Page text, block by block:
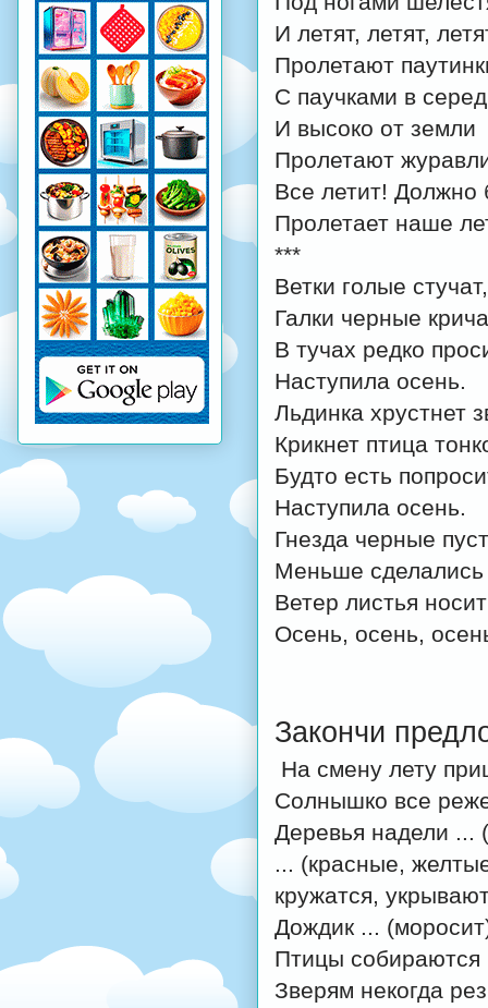
И летят, летят,
Пролетают
С паучками в
И высоко от земли
Пролетают
Все летит! Должно
Пролетает наше
***
Ветки голые стучат,
Галки черные
В тучах редко
Наступила осень.
Льдинка хрустнет
Крикнет птица
Будто есть
Наступила осень.
Гнезда черные
Меньше сделались
Ветер листья
Осень, осень,
Закончи
На смену лету
Солнышко все
Деревья надели ...
... (красные,
кружатся,
Дождик ...
Птицы собираются
Зверям некогда